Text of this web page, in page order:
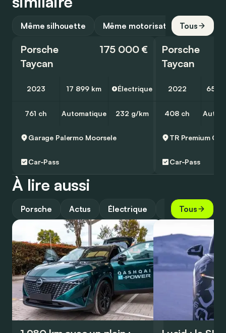
Même silhouette Même motorisation Tous
Porsche
Taycan
175 000 €
2023 17 899 km Électrique
761 ch Automatique 232 g/km
Garage Palermo Moorsele
Car-Pass
Porsche
Taycan
2022 65
408 ch
TR Premium
Car-Pass
À lire aussi
Porsche Actus Électrique Industrie
Tous